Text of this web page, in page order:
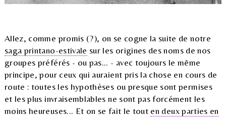
Allez, comme promis (?), on se cogne la suite de notre
saga printano-estivale sur les origines des noms de nos
groupes préférés - ou pas... - avec toujours le même
principe, pour ceux qui auraient pris la chose en cours de
route : toutes les hypothèses ou presque sont permises
et les plus invraisemblables ne sont pas forcément les
moins heureuses... Et on se fait le tout en deux parties en